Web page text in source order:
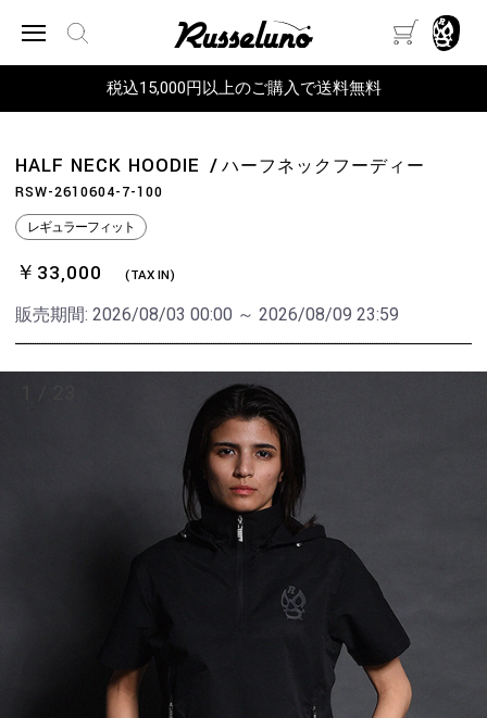
税込15,000円以上のご購入で送料無料
HALF NECK HOODIE ハーフネックフーディー
RSW-2610604-7-100
レギュラーフィット
￥33,000 (TAX IN)
販売期間: 2026/08/03 00:00 ～ 2026/08/09 23:59